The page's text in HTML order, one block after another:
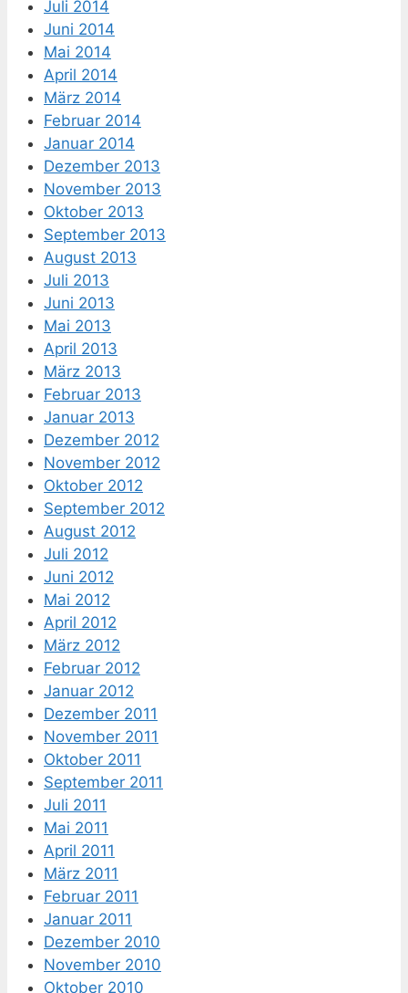
Juli 2014
Juni 2014
Mai 2014
April 2014
März 2014
Februar 2014
Januar 2014
Dezember 2013
November 2013
Oktober 2013
September 2013
August 2013
Juli 2013
Juni 2013
Mai 2013
April 2013
März 2013
Februar 2013
Januar 2013
Dezember 2012
November 2012
Oktober 2012
September 2012
August 2012
Juli 2012
Juni 2012
Mai 2012
April 2012
März 2012
Februar 2012
Januar 2012
Dezember 2011
November 2011
Oktober 2011
September 2011
Juli 2011
Mai 2011
April 2011
März 2011
Februar 2011
Januar 2011
Dezember 2010
November 2010
Oktober 2010